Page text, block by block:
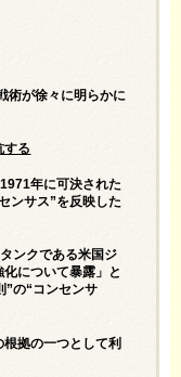
術が徐々に明らかに
する
年に可決された
ンサス”を反映した
ンクである米国ジ
について暴露」と
”の“コンセンサ
拠の一つとして利